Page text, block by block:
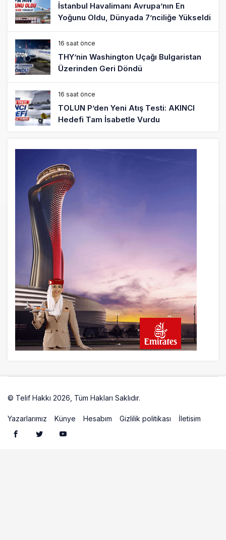
İstanbul Havalimanı Avrupa’nın En
Yoğunu Oldu, Dünyada 7’nciliğe Yükseldi
16 saat önce
THY’nin Washington Uçağı Bulgaristan
Üzerinden Geri Döndü
16 saat önce
TOLUN P’den Yeni Atış Testi: AKINCI
Hedefi Tam İsabetle Vurdu
Türkiye’nin Milli Motor Projelerinde Yeni
Dönem: TEI TEKNOLOJİ Kuruldu
© Telif Hakkı 2026, Tüm Hakları Saklıdır.
Yazarlarımız Künye Hesabım Gizlilik politikası İletisim